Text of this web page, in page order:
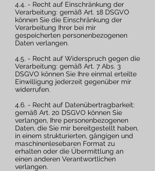
4.4. - Recht auf Einschränkung der
Verarbeitung: gemäß Art. 18 DSGVO
können Sie die Einschränkung der
Verarbeitung Ihrer bei mir
gespeicherten personenbezogenen
Daten verlangen.
4.5. - Recht auf Widerspruch gegen die
Verarbeitung: gemäß Art. 7 Abs. 3
DSGVO können Sie Ihre einmal erteilte
Einwilligung jederzeit gegenüber mir
widerrufen.
4.6. - Recht auf Datenübertragbarkeit:
gemäß Art. 20 DSGVO können Sie
verlangen, Ihre personenbezogenen
Daten, die Sie mir bereitgestellt haben,
in einem strukturierten, gängigen und
maschinenlesebaren Format zu
erhalten oder die Übermittlung an
einen anderen Verantwortlichen
verlangen.